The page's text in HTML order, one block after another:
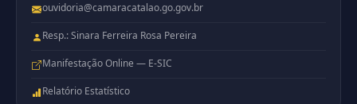
ouvidoria@camaracatalao.go.gov.br
Resp.: Sinara Ferreira Rosa Pereira
Manifestação Online — E-SIC
Relatório Estatístico